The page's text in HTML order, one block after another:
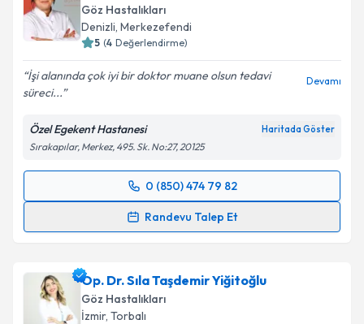
Göz Hastalıkları
Denizli, Merkezefendi
5 (4 Değerlendirme)
İşi alanında çok iyi bir doktor muane olsun tedavi
süreci...
Devamı
Özel Egekent Hastanesi Haritada Göster
Sırakapılar, Merkez, 495. Sk. No:27, 20125
0 (850) 474 79 82
Randevu Talep Et
Randevu Takvimi Talebi
takvim hazırlandığında e-posta ile bilgilendireceğiz.
E-posta Adresiniz
Op. Dr. Sıla Taşdemir Yiğitoğlu
Göz Hastalıkları
İzmir, Torbalı